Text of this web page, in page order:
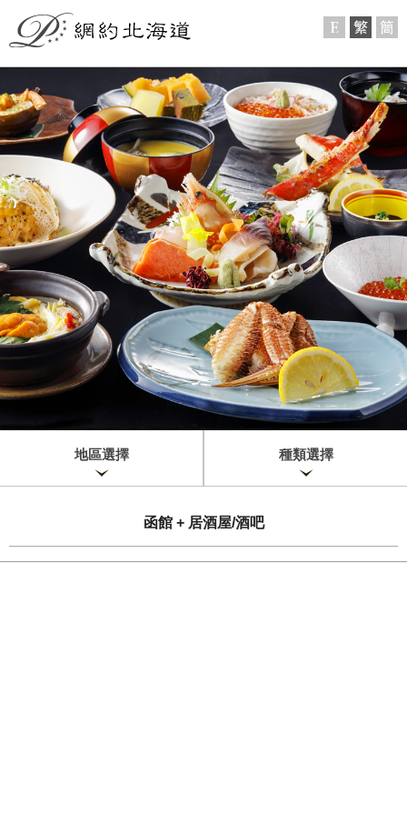
地區選擇 種類選擇
函館 + 居酒屋/酒吧